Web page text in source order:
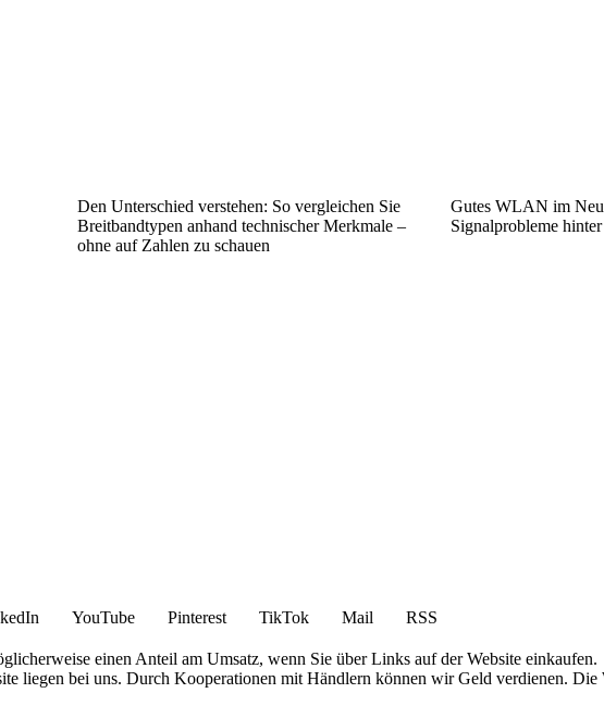
Den Unterschied verstehen: So vergleichen Sie
Breitbandtypen anhand technischer Merkmale –
ohne auf Zahlen zu schauen
Gutes WLAN im
Signalprobleme
YouTube Pinterest TikTok Mail
RSS
einen Anteil am Umsatz, wenn Sie über Links auf der Website einkaufen.
liegen bei uns. Durch Kooperationen mit Händlern können wir Geld verdienen.